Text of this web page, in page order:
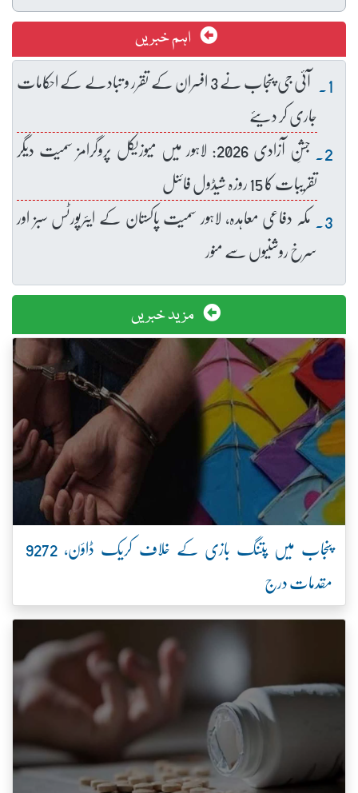
اہم خبریں
آئی جی پنجاب نے 3 افسران کے تقرر و تبادلے کے احکامات
جاری کر دیئے
جشنِ آزادی 2026: لاہور میں میوزیکل پروگرامز سمیت دیگر
تقریبات کا 15 روزہ شیڈول فائنل
مکہ دفاعی معاہدہ، لاہور سمیت پاکستان کے ایئرپورٹس سبز اور
سرخ روشنیوں سے منور
مزید خبریں
پنجاب میں پتنگ بازی کے خلاف کریک ڈاؤن، 9272
مقدمات درج